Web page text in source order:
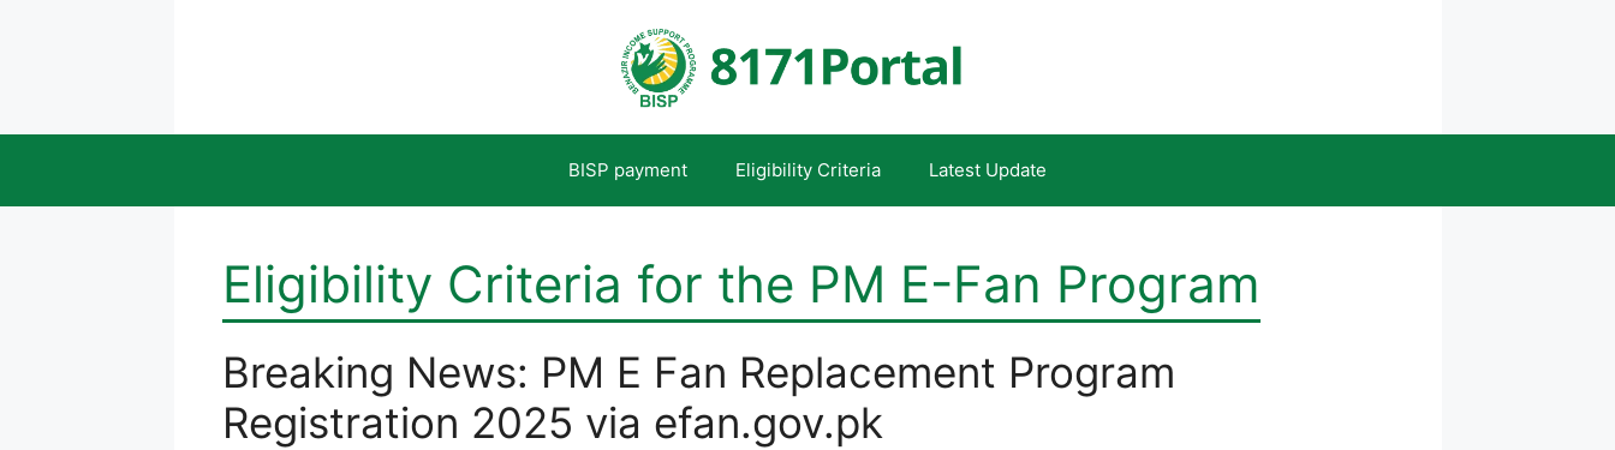
BISP payment Eligibility Criteria Latest Update
Eligibility Criteria for the PM E-Fan Program
Breaking News: PM E Fan Replacement Program
Registration 2025 via efan.gov.pk